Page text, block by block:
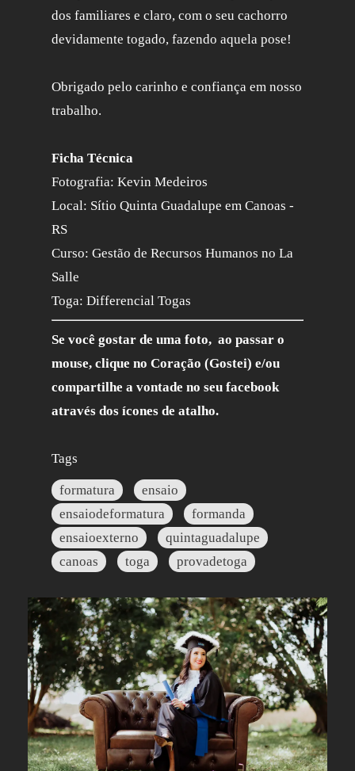
dos familiares e claro, com o seu cachorro
devidamente togado, fazendo aquela pose!
Obrigado pelo carinho e confiança em nosso
trabalho.
Ficha Técnica
Fotografia: Kevin Medeiros
Local: Sítio Quinta Guadalupe em Canoas -
RS
Curso: Gestão de Recursos Humanos no La
Salle
Toga: Differencial Togas
Se você gostar de uma foto, ao passar o
mouse, clique no Coração (Gostei) e/ou
compartilhe a vontade no seu facebook
através dos ícones de atalho.
Tags
formatura
ensaio
ensaiodeformatura
formanda
ensaioexterno
quintaguadalupe
canoas
toga provadetoga